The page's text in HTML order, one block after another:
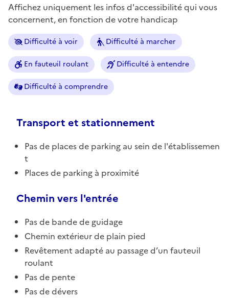
Affichez uniquement les infos d'accessibilité qui vous
concernent, en fonction de votre handicap
Difficulté à voir Difficulté à marcher
En fauteuil roulant Difficulté à entendre
Difficulté à comprendre
Transport et stationnement
Pas de places de parking au sein de l'établissemen
t
Places de parking à proximité
Chemin vers l'entrée
Pas de bande de guidage
Chemin extérieur de plain pied
Revêtement adapté au passage d’un fauteuil
roulant
Pas de pente
Pas de dévers